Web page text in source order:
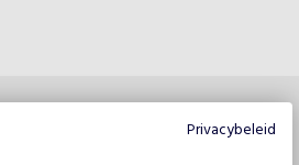
Privacybeleid